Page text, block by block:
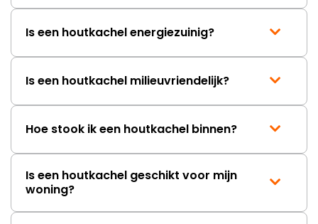
Is een houtkachel energiezuinig?
Is een houtkachel milieuvriendelijk?
Hoe stook ik een houtkachel binnen?
Is een houtkachel geschikt voor mijn
woning?